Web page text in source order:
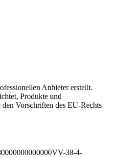
Anbieter erstellt.
Produkte und
Vorschriften des EU-Rechts
38-4-